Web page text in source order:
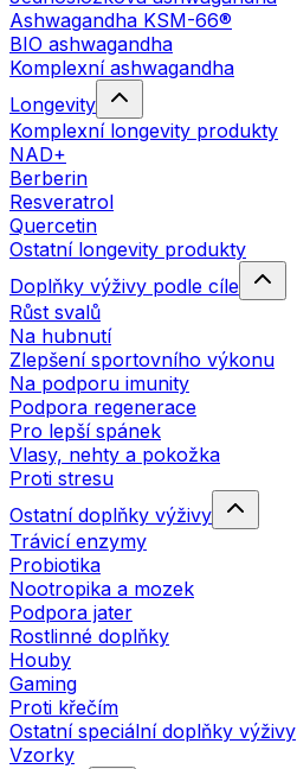
Ashwagandha KSM-66®
BIO ashwagandha
Komplexní ashwagandha
Longevity
Komplexní longevity produkty
NAD+
Berberin
Resveratrol
Quercetin
Ostatní longevity produkty
Doplňky výživy podle cíle
Růst svalů
Na hubnutí
Zlepšení sportovního výkonu
Na podporu imunity
Podpora regenerace
Pro lepší spánek
Vlasy, nehty a pokožka
Proti stresu
Ostatní doplňky výživy
Trávicí enzymy
Probiotika
Nootropika a mozek
Podpora jater
Rostlinné doplňky
Houby
Gaming
Proti křečím
Ostatní speciální doplňky výživy
Vzorky